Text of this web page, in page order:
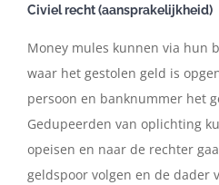
Civiel recht (aansprakelijkheid)
Money mules kunnen via hun
waar het gestolen geld is
persoon en banknummer het
Gedupeerden van oplichting
opeisen en naar de rechter
geldspoor volgen en de dader